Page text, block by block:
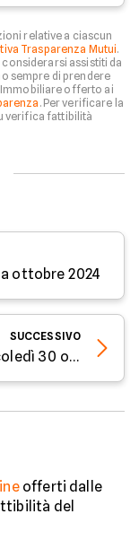
relative a ciascun
Trasparenza Mutui.
assistiti da
sempre di prendere
offerto ai
. Per verificare la
verifica fattibilità
ottobre 2024
SUCCESSIVO
Aggiornamento tassi Eurirs - Mercoledì 30 ottobre 2024
offerti dalle
del